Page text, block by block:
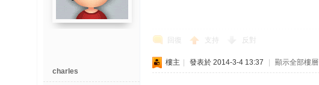
回復 支持 反對
charles
樓主 發表於 2014-3-4 13:37 顯示全部樓層